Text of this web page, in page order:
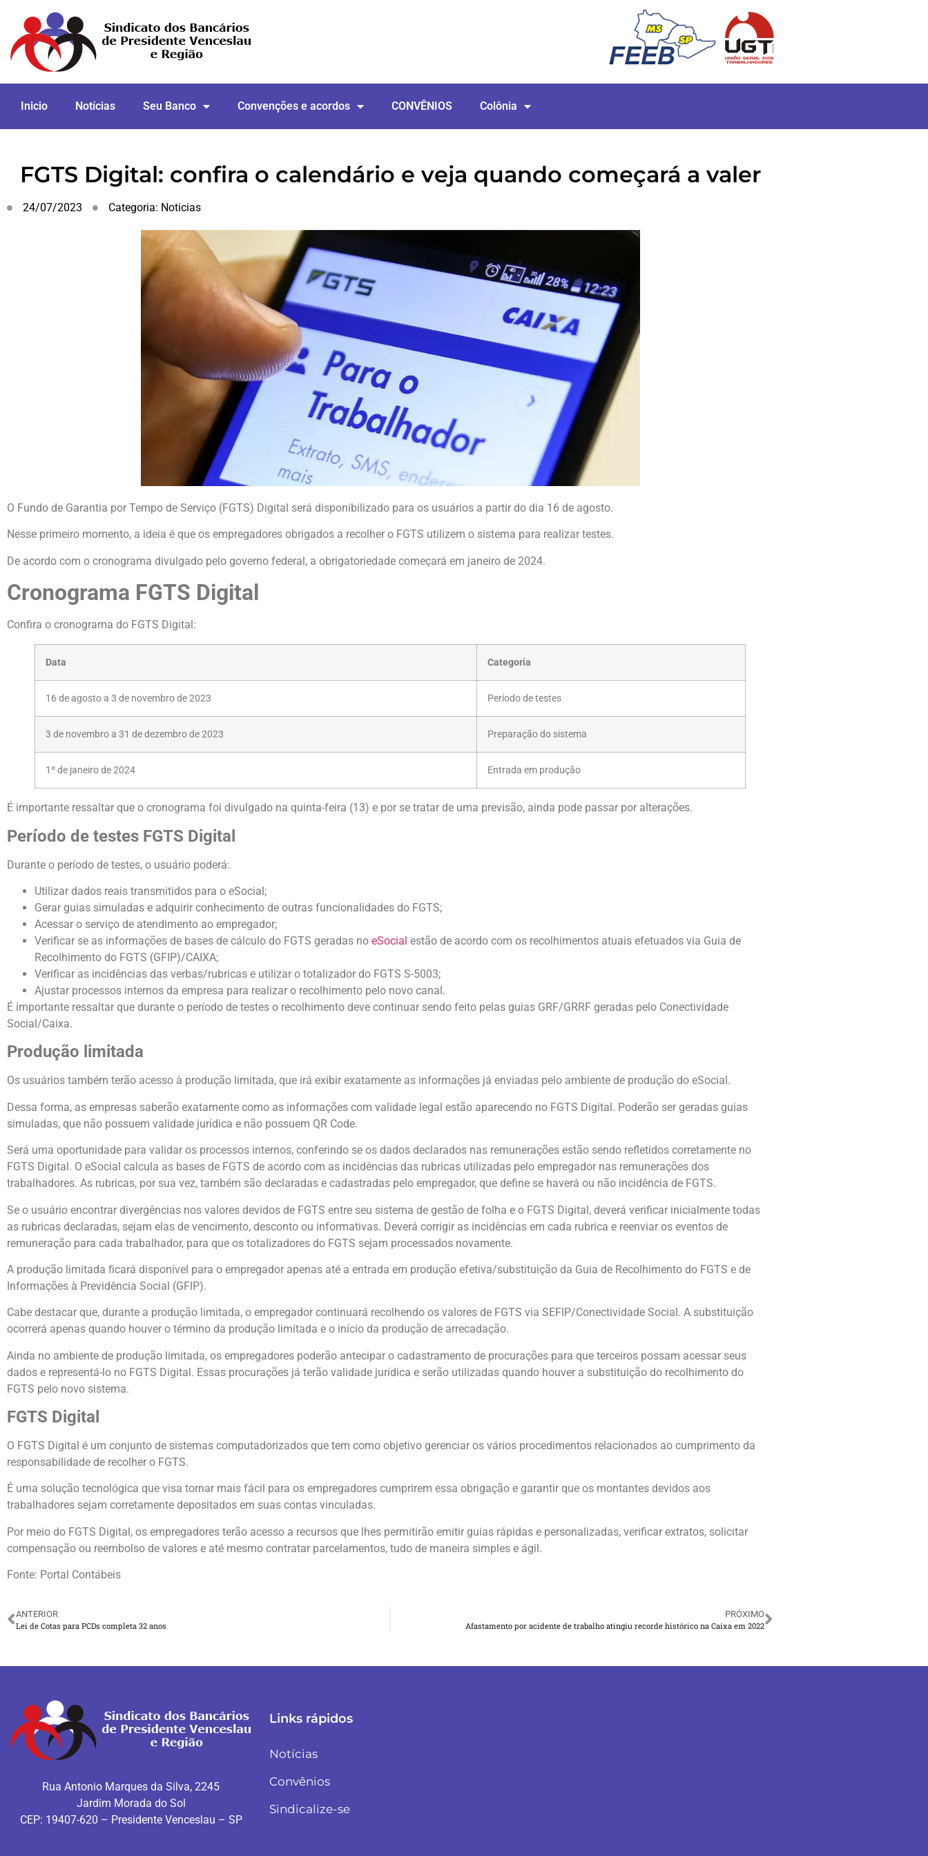
Inicio Notícias Seu Banco Convenções e acordos CONVÊNIOS Colônia
FGTS Digital: confira o calendário e veja quando começará a valer
24/07/2023 Categoria: Noticias
O Fundo de Garantia por Tempo de Serviço (FGTS) Digital será disponibilizado para os usuários a partir do dia 16 de agosto.
Nesse primeiro momento, a ideia é que os empregadores obrigados a recolher o FGTS utilizem o sistema para realizar testes.
De acordo com o cronograma divulgado pelo governo federal, a obrigatoriedade começará em janeiro de 2024.
Cronograma FGTS Digital
Confira o cronograma do FGTS Digital:
Data Categoria
16 de agosto a 3 de novembro de 2023 Período de testes
3 de novembro a 31 de dezembro de 2023 Preparação do sistema
1º de janeiro de 2024 Entrada em produção
É importante ressaltar que o cronograma foi divulgado na quinta-feira (13) e por se tratar de uma previsão, ainda pode passar por alterações.
Período de testes FGTS Digital
Durante o período de testes, o usuário poderá:
Utilizar dados reais transmitidos para o eSocial;
Gerar guias simuladas e adquirir conhecimento de outras funcionalidades do FGTS;
Acessar o serviço de atendimento ao empregador;
Verificar se as informações de bases de cálculo do FGTS geradas no eSocial estão de acordo com os recolhimentos atuais efetuados via Guia de
Recolhimento do FGTS (GFIP)/CAIXA;
Verificar as incidências das verbas/rubricas e utilizar o totalizador do FGTS S-5003;
Ajustar processos internos da empresa para realizar o recolhimento pelo novo canal.
É importante ressaltar que durante o período de testes o recolhimento deve continuar sendo feito pelas guias GRF/GRRF geradas pelo Conectividade
Social/Caixa.
Produção limitada
Os usuários também terão acesso à produção limitada, que irá exibir exatamente as informações já enviadas pelo ambiente de produção do eSocial.
Dessa forma, as empresas saberão exatamente como as informações com validade legal estão aparecendo no FGTS Digital. Poderão ser geradas guias
simuladas, que não possuem validade jurídica e não possuem QR Code.
Será uma oportunidade para validar os processos internos, conferindo se os dados declarados nas remunerações estão sendo refletidos corretamente no
FGTS Digital. O eSocial calcula as bases de FGTS de acordo com as incidências das rubricas utilizadas pelo empregador nas remunerações dos
trabalhadores. As rubricas, por sua vez, também são declaradas e cadastradas pelo empregador, que define se haverá ou não incidência de FGTS.
Se o usuário encontrar divergências nos valores devidos de FGTS entre seu sistema de gestão de folha e o FGTS Digital, deverá verificar inicialmente todas
as rubricas declaradas, sejam elas de vencimento, desconto ou informativas. Deverá corrigir as incidências em cada rubrica e reenviar os eventos de
remuneração para cada trabalhador, para que os totalizadores do FGTS sejam processados novamente.
A produção limitada ficará disponível para o empregador apenas até a entrada em produção efetiva/substituição da Guia de Recolhimento do FGTS e de
Informações à Previdência Social (GFIP).
Cabe destacar que, durante a produção limitada, o empregador continuará recolhendo os valores de FGTS via SEFIP/Conectividade Social. A substituição
ocorrerá apenas quando houver o término da produção limitada e o início da produção de arrecadação.
Ainda no ambiente de produção limitada, os empregadores poderão antecipar o cadastramento de procurações para que terceiros possam acessar seus
dados e representá-lo no FGTS Digital. Essas procurações já terão validade jurídica e serão utilizadas quando houver a substituição do recolhimento do
FGTS pelo novo sistema.
FGTS Digital
O FGTS Digital é um conjunto de sistemas computadorizados que tem como objetivo gerenciar os vários procedimentos relacionados ao cumprimento da
responsabilidade de recolher o FGTS.
É uma solução tecnológica que visa tornar mais fácil para os empregadores cumprirem essa obrigação e garantir que os montantes devidos aos
trabalhadores sejam corretamente depositados em suas contas vinculadas.
Por meio do FGTS Digital, os empregadores terão acesso a recursos que lhes permitirão emitir guias rápidas e personalizadas, verificar extratos, solicitar
compensação ou reembolso de valores e até mesmo contratar parcelamentos, tudo de maneira simples e ágil.
Fonte: Portal Contábeis
ANTERIOR
Lei de Cotas para PCDs completa 32 anos
PRÓXIMO
Afastamento por acidente de trabalho atingiu recorde histórico na Caixa em 2022
Rua Antonio Marques da Silva, 2245
Jardim Morada do Sol
CEP: 19407-620 – Presidente Venceslau – SP
Links rápidos
Notícias
Convênios
Sindicalize-se